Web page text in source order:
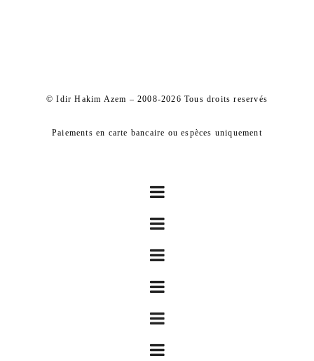
© Idir Hakim Azem – 2008-2026 Tous droits reservés
Paiements en carte bancaire ou espèces uniquement